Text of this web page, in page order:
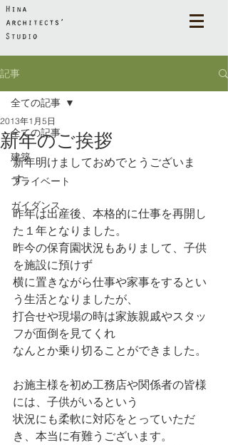
記事
全ての記事
建築
プライベート
ガイダンス
全ての記事
新年のご挨拶
2013年1月5日
新年明けましておめでとうございま
す。
昨年は出産後、本格的に仕事を再開し
た１年となりました。
昨今の保育園状況もありまして、子供
を施設に預けず
横に置きながら仕事や家事をするとい
う生活となりましたが、
打合せや現場の時は家族親戚やスタッ
フが面倒を見てくれ
なんとか乗り切ることができました。
お施主様を初め工務店や関係者の皆様
には、子供がいるという
状況にも柔軟に対応をとっていただ
き、本当に有難うございます。